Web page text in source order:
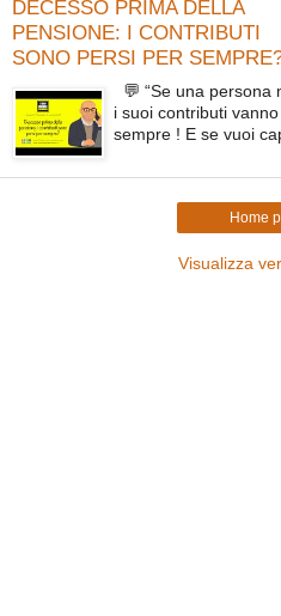
DECESSO PRIMA DELLA
PENSIONE: I CONTRIBUTI
SONO PERSI PER
💬 “Se una persona
i suoi contributi
sempre ! E se vuoi
Home
Visualizza